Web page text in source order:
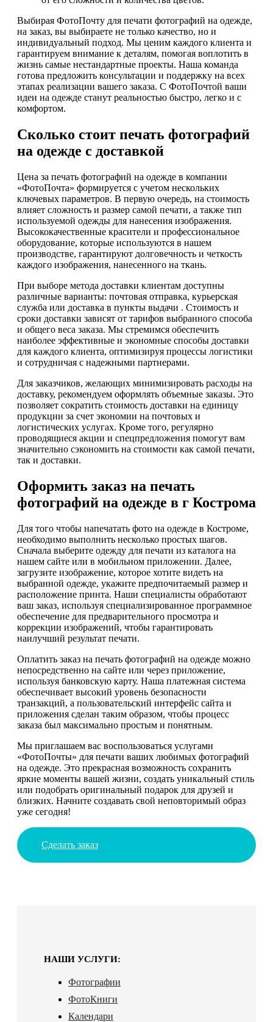
Выбирая ФотоПочту для печати фотографий на одежде,
на заказ, вы выбираете не только качество, но и
индивидуальный подход. Мы ценим каждого клиента и
гарантируем внимание к деталям, помогая воплотить в
жизнь самые нестандартные проекты. Наша команда
готова предложить консультации и поддержку на всех
этапах реализации вашего заказа. С ФотоПочтой ваши
идеи на одежде станут реальностью быстро, легко и с
комфортом.
Сколько стоит печать фотографий
на одежде с доставкой
Цена за печать фотографий на одежде в компании
«ФотоПочта» формируется с учетом нескольких
ключевых параметров. В первую очередь, на стоимость
влияет сложность и размер самой печати, а также тип
используемой одежды для нанесения изображения.
Высококачественные красители и профессиональное
оборудование, которые используются в нашем
производстве, гарантируют долговечность и четкость
каждого изображения, нанесенного на ткань.
При выборе метода доставки клиентам доступны
различные варианты: почтовая отправка, курьерская
служба или доставка в пункты выдачи . Стоимость и
сроки доставки зависят от тарифов выбранного способа
и общего веса заказа. Мы стремимся обеспечить
наиболее эффективные и экономные способы доставки
для каждого клиента, оптимизируя процессы логистики
и сотрудничая с надежными партнерами.
Для заказчиков, желающих минимизировать расходы на
доставку, рекомендуем оформлять объемные заказы. Это
позволяет сократить стоимость доставки на единицу
продукции за счет экономии на почтовых и
логистических услугах. Кроме того, регулярно
проводящиеся акции и спецпредложения помогут вам
значительно сэкономить на стоимости как самой печати,
так и доставки.
Оформить заказ на печать
фотографий на одежде в г Кострома
Для того чтобы напечатать фото на одежде в Костроме,
необходимо выполнить несколько простых шагов.
Сначала выберите одежду для печати из каталога на
нашем сайте или в мобильном приложении. Далее,
загрузите изображение, которое хотите видеть на
выбранной одежде, укажите предпочитаемый размер и
расположение принта. Наши специалисты обработают
ваш заказ, используя специализированное программное
обеспечение для предварительного просмотра и
коррекции изображений, чтобы гарантировать
наилучший результат печати.
Оплатить заказ на печать фотографий на одежде можно
непосредственно на сайте или через приложение,
используя банковскую карту. Наша платежная система
обеспечивает высокий уровень безопасности
транзакций, а пользовательский интерфейс сайта и
приложения сделан таким образом, чтобы процесс
заказа был максимально простым и понятным.
Мы приглашаем вас воспользоваться услугами
«ФотоПочты» для печати ваших любимых фотографий
на одежде. Это прекрасная возможность сохранить
яркие моменты вашей жизни, создать уникальный стиль
или подобрать оригинальный подарок для друзей и
близких. Начните создавать свой неповторимый образ
уже сегодня!
Сделать заказ
НАШИ УСЛУГИ:
Фотографии
ФотоКниги
Календари